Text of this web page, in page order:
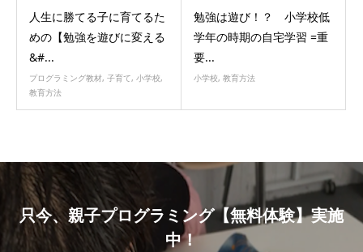
人生に勝てる子に育てるた
めの【勉強を遊びに変える
&#...
プログラミング教材, 子育て, 小学校,
教育方法
勉強は遊び！？ 小学校低
学年の時期の自宅学習 =重
要...
小学校, 教育方法
只今、親子プログラミング【無料体験】実施
中！